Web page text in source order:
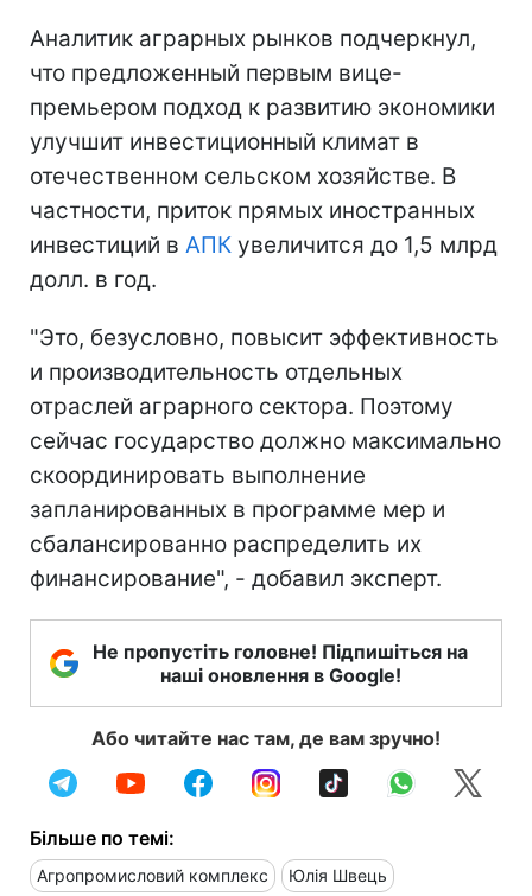
Аналитик аграрных рынков подчеркнул,
что предложенный первым вице-
премьером подход к развитию экономики
улучшит инвестиционный климат в
отечественном сельском хозяйстве. В
частности, приток прямых иностранных
инвестиций в АПК увеличится до 1,5 млрд
долл. в год.
"Это, безусловно, повысит эффективность
и производительность отдельных
отраслей аграрного сектора. Поэтому
сейчас государство должно максимально
скоординировать выполнение
запланированных в программе мер и
сбалансированно распределить их
финансирование", - добавил эксперт.
Не пропустіть головне! Підпишіться на
наші оновлення в Google!
Або читайте нас там, де вам зручно!
Більше по темі:
Агропромисловий комплекс Юлія Швець